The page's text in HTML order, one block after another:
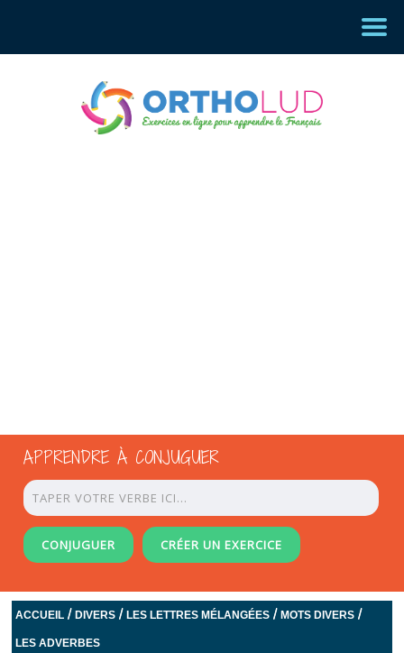
APPRENDRE À CONJUGUER
CONJUGUER CRÉER UN EXERCICE
ACCUEIL /DIVERS /LES LETTRES MÉLANGÉES /MOTS DIVERS /
LES ADVERBES